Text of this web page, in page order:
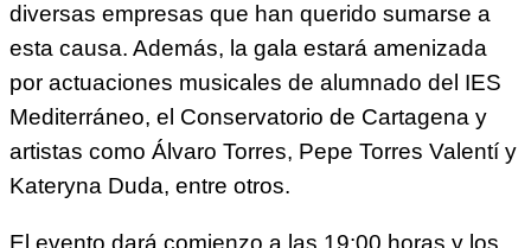
diversas empresas que han querido sumarse a
esta causa. Además, la gala estará amenizada
por actuaciones musicales de alumnado del IES
Mediterráneo, el Conservatorio de Cartagena y
artistas como Álvaro Torres, Pepe Torres Valentí y
Kateryna Duda, entre otros.
El evento dará comienzo a las 19:00 horas y los